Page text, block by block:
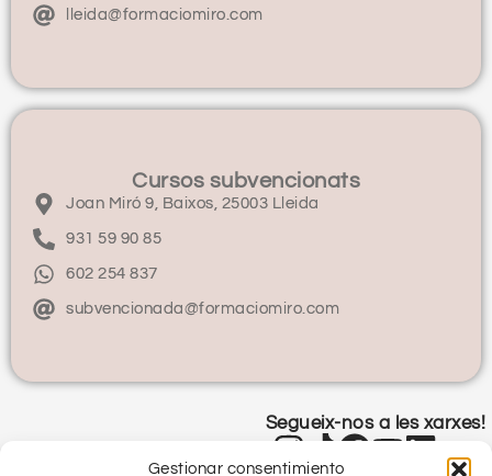
Gestionar consentimiento
lleida@formaciomiro.com
Cursos subvencionats
Joan Miró 9, Baixos, 25003 Lleida
931 59 90 85
602 254 837
subvencionada@formaciomiro.com
Segueix-nos a les xarxes!